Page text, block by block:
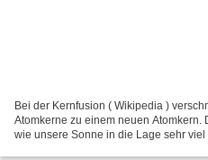
Bei der Kernfusion ( Wikipedia )
Atomkerne zu einem neuen Atomkern.
wie unsere Sonne in die Lage sehr